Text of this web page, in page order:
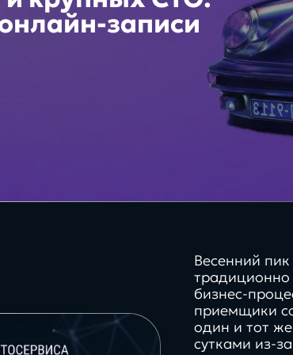
CRM
BPM
успешных проектов для
Интересы
записи
Весенний
бизнес-
приемщики
один и тот
сутками из-